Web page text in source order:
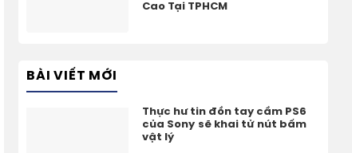
Cao Tại TPHCM
BÀI VIẾT MỚI
Thực hư tin đồn tay cầm PS6
của Sony sẽ khai tử nút bấm
vật lý